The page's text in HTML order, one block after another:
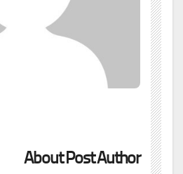
About Post Author